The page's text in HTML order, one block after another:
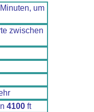
Minuten, um
zwischen
4100ft